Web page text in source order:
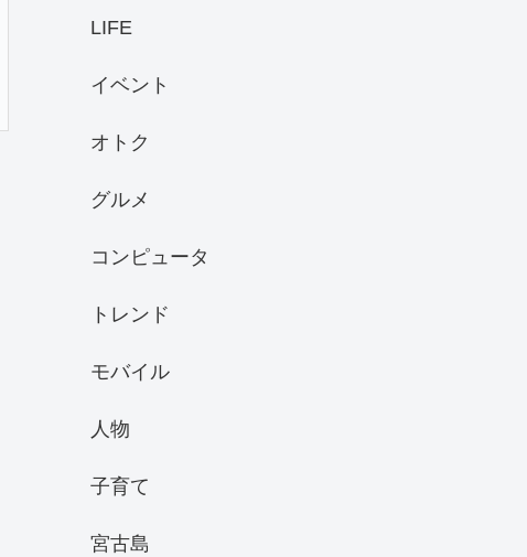
LIFE
イベント
オトク
グルメ
コンピュータ
トレンド
モバイル
人物
子育て
宮古島